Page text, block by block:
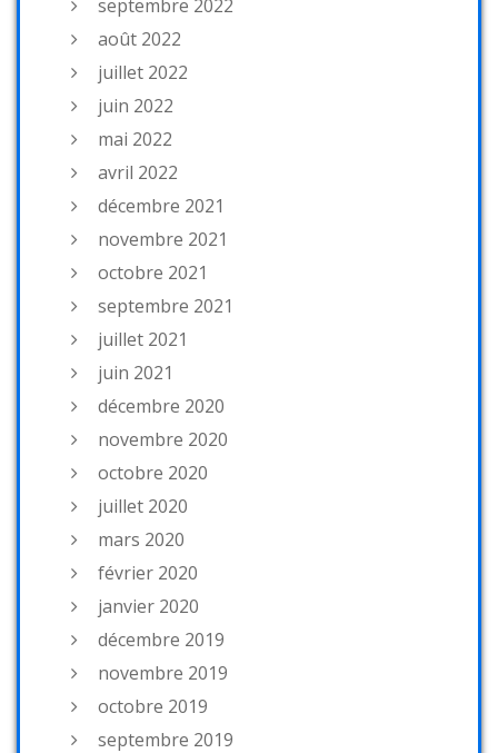
septembre 2022
août 2022
juillet 2022
juin 2022
mai 2022
avril 2022
décembre 2021
novembre 2021
octobre 2021
septembre 2021
juillet 2021
juin 2021
décembre 2020
novembre 2020
octobre 2020
juillet 2020
mars 2020
février 2020
janvier 2020
décembre 2019
novembre 2019
octobre 2019
septembre 2019